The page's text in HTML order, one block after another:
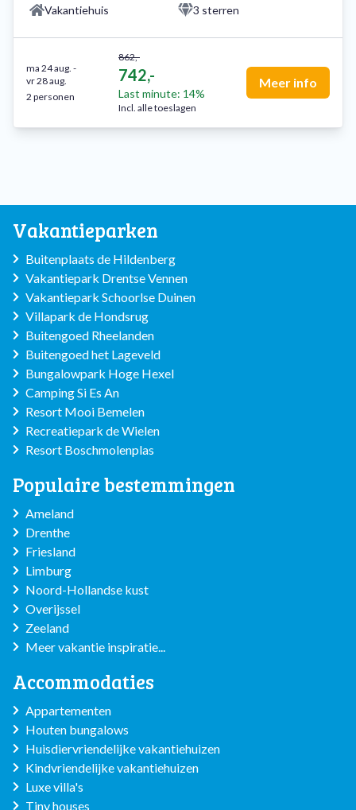
Vakantiehuis 3 sterren
862,-
742,-
Last minute: 14%
Incl. alle toeslagen
ma 24 aug. -
vr 28 aug.
2 personen
Meer info
Vakantieparken
Buitenplaats de Hildenberg
Vakantiepark Drentse Vennen
Vakantiepark Schoorlse Duinen
Villapark de Hondsrug
Buitengoed Rheelanden
Buitengoed het Lageveld
Bungalowpark Hoge Hexel
Camping Si Es An
Resort Mooi Bemelen
Recreatiepark de Wielen
Resort Boschmolenplas
Populaire bestemmingen
Ameland
Drenthe
Friesland
Limburg
Noord-Hollandse kust
Overijssel
Zeeland
Meer vakantie inspiratie...
Accommodaties
Appartementen
Houten bungalows
Huisdiervriendelijke vakantiehuizen
Kindvriendelijke vakantiehuizen
Luxe villa's
Tiny houses